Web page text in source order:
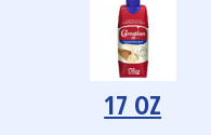
17 OZ